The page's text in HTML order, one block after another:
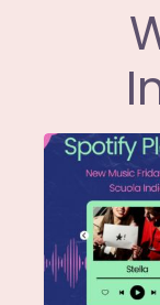
Stella
disponibile